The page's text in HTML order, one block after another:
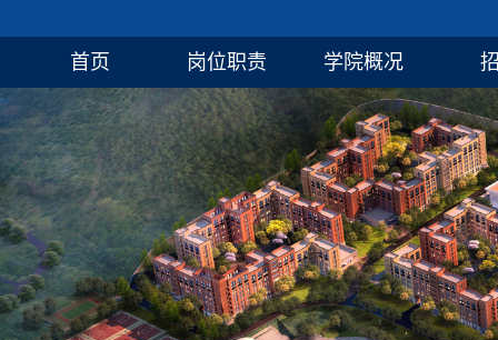
首页 岗位职责 学院概况